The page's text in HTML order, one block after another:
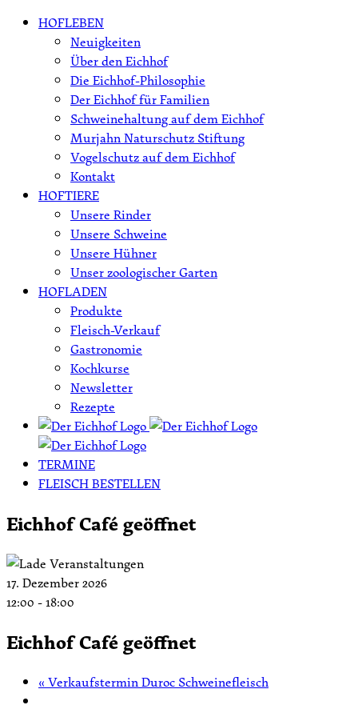
Skip HOFLEBEN
Neuigkeiten
Über den Eichhof
Die Eichhof-Philosophie
Der Eichhof für Familien
Schweinehaltung auf dem Eichhof
Murjahn Naturschutz Stiftung
Vogelschutz auf dem Eichhof
Kontakt
HOFTIERE
Unsere Rinder
Unsere Schweine
Unsere Hühner
Unser zoologischer Garten
HOFLADEN
Produkte
Fleisch-Verkauf
Gastronomie
Kochkurse
Newsletter
Rezepte
TERMINE
FLEISCH BESTELLEN
Eichhof Café geöffnet
17. Dezember 2026
12:00 -18:00
Eichhof Café geöffnet
« Verkaufstermin Duroc Schweinefleisch